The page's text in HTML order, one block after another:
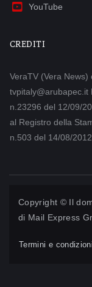
YouTube
CREDITI
VeraTV (Vera News)
tvpitaly@arubapec.it
n.23296 del 12/09/
al Registro della
n.503 del 14/08/
Copyright © Il
di Mail Express
Termini e condizioni